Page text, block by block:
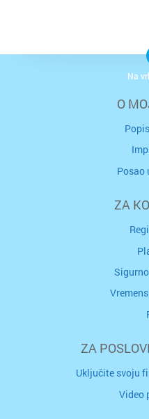
O
Posao
ZA
ZA
Uključite svoju
Video
Na